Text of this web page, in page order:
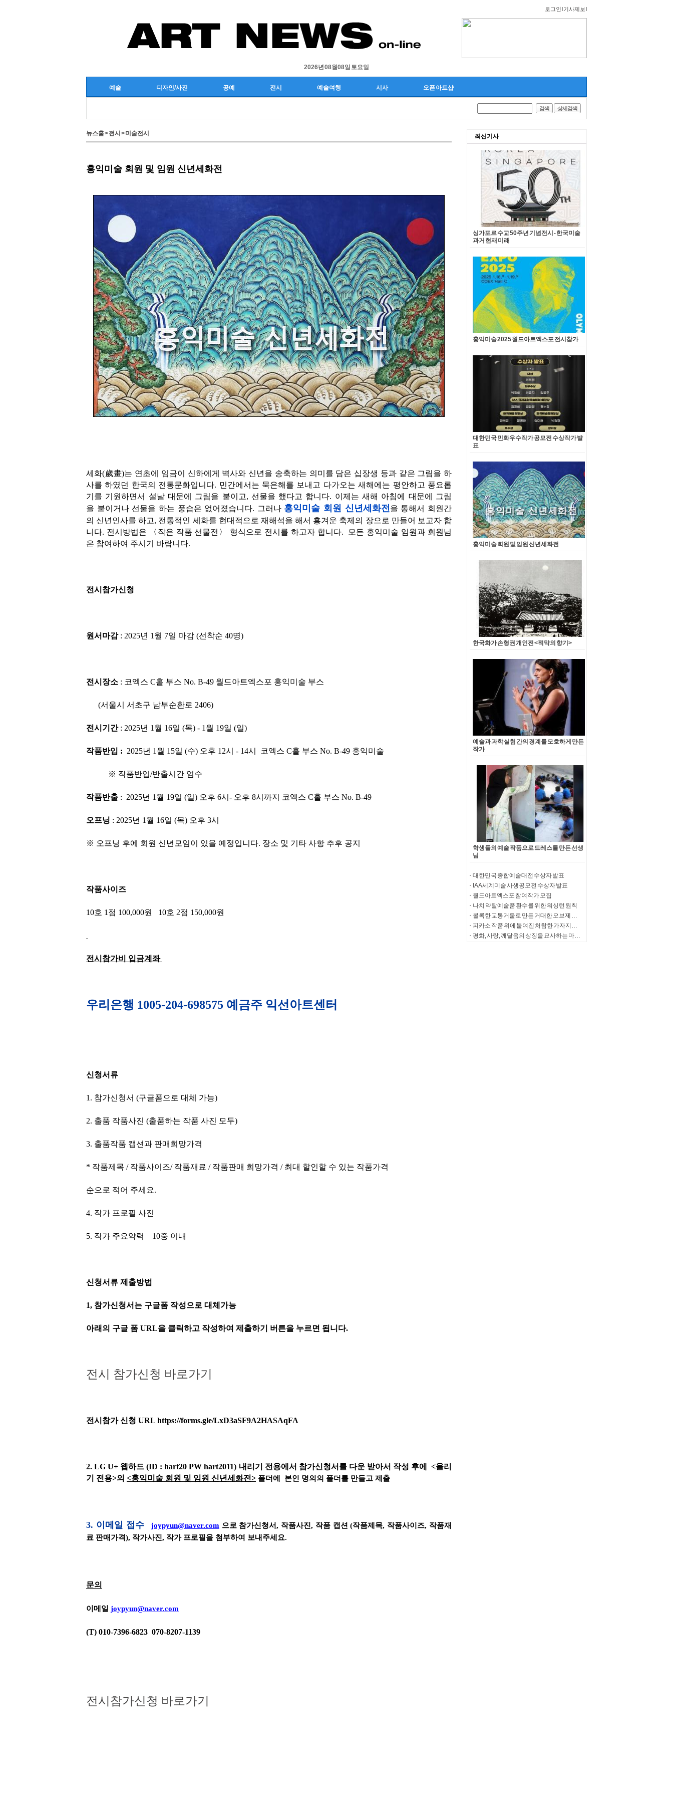
로그인l기사제보 l
2026년 08월 08일 토요일
예술 디자인/사진 공예 전시 예술여행 시사 오픈 아트샵
검색 상세검색
뉴스홈>전시 >미술전시 최신기사
싱가포르 수교 50주년 기념전시 - 한국미술
과거 현재 미래
홍익미술 2025 월드아트엑스포 전시참가
대한민국 민화우수작가 공모전 수상작가 발
표
홍익미술 회원 및 임원 신년세화전
한국화가 손형권 개인전 <적막의 향기>
예술과 과학 실험 간의 경계를 모호하게 만든
작가
학생들의 예술 작품으로 드레스를 만든 선생
님
대한민국 종합예술대전 수상자 발표
IAA 세계미술 사생공모전 수상자 발표
월드아트엑스포 참여작가 모집
나치 약탈예술품 환수를 위한 워싱턴 원칙
볼록한 교통거울로 만든 거대한 오브제 작품 ORB
피카소 작품 위에 붙여진 처참한 가자지구 모자 사진
평화, 사랑, 깨달음의 상징을 묘사하는 마이클 베니스티